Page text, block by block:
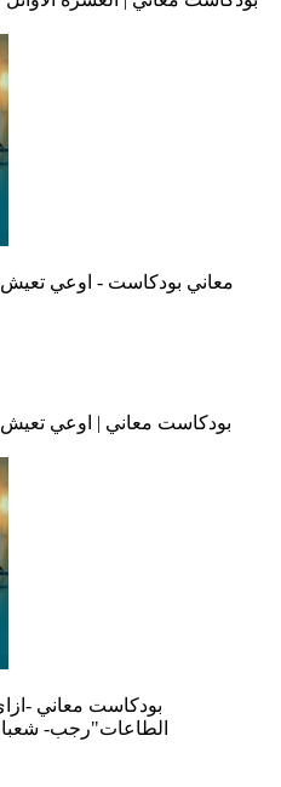
معاني بودكاست - اوعي
بودكاست معاني | اوعي
بودكاست معاني -
الطاعات"رجب-